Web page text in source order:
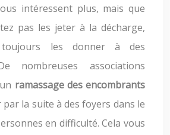
intéressent plus, mais que
pas les jeter à la décharge,
les donner à des
nombreuses associations
ramassage des encombrants
la suite à des foyers dans le
en difficulté. Cela vous